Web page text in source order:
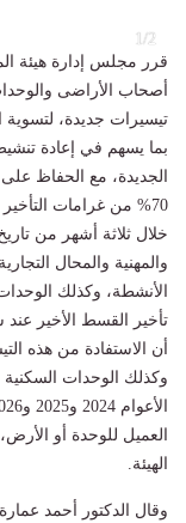
قرر مجلس إدارة هيئة
أصحاب الأراضى
تيسيرات جديدة، لتسوية
بما يسهم في إعادة
الجديدة، مع الحفاظ
70% من غرامات
خلال ثلاثة أشهر من
والمهنية والمحال
تأخير القسط الأخير
أن الاستفادة من هذه
وكذلك الوحدات
العميل للوحدة أو
الهيئة.
وقال الدكتور أحمد